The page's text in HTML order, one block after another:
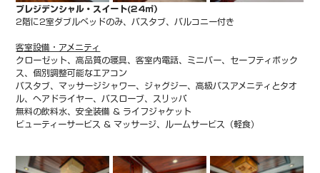
プレジデンシャル・スイート(24㎡）
2階に2室ダブルベッドのみ、バスタブ、バルコニー付き
客室設備・アメニティ
クローゼット、高品質の寝具、客室内電話、ミニバー、セーフティボック
ス、個別調整可能なエアコン
バスタブ、マッサージシャワー、ジャグジー、高級バスアメニティとタオ
ル、ヘアドライヤー、バスローブ、スリッパ
無料の飲料水、安全装備 & ライフジャケット
ビューティーサービス & マッサージ、ルームサービス（軽食）